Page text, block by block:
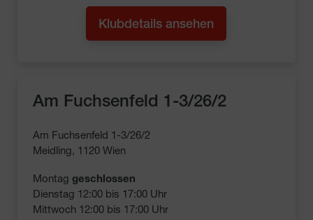
Klubdetails ansehen
Am Fuchsenfeld 1-3/26/2
Am Fuchsenfeld 1-3/26/2
Meidling, 1120 Wien
Montag geschlossen
Dienstag 12:00 bis 17:00 Uhr
Mittwoch 12:00 bis 17:00 Uhr